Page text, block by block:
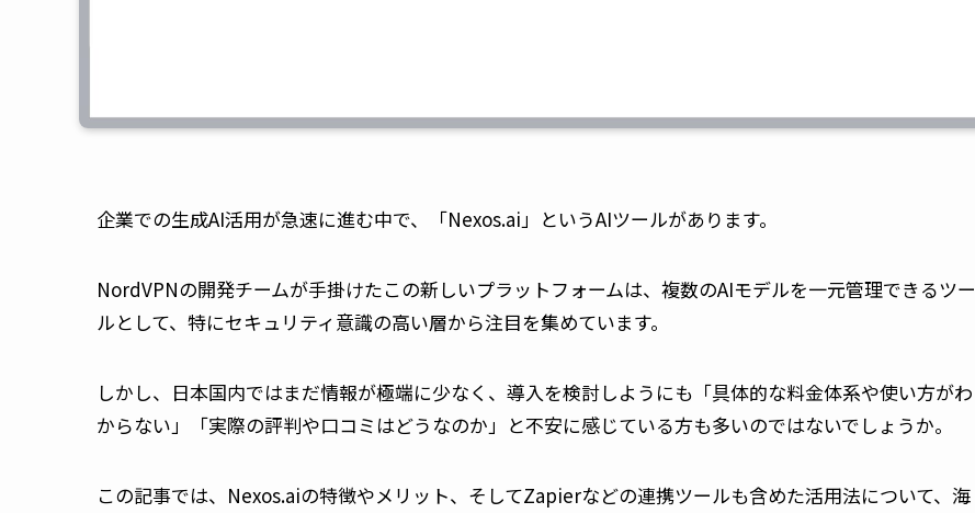
企業での生成AI活用が急速に進む中で、「Nexos.ai」というAIツールがあります。
NordVPNの開発チームが手掛けたこの新しいプラットフォームは、複数のAIモデルを一元管理できるツー
ルとして、特にセキュリティ意識の高い層から注目を集めています。
しかし、日本国内ではまだ情報が極端に少なく、導入を検討しようにも「具体的な料金体系や使い方がわ
からない」「実際の評判や口コミはどうなのか」と不安に感じている方も多いのではないでしょうか。
この記事では、Nexos.aiの特徴やメリット、そしてZapierなどの連携ツールも含めた活用法について、海